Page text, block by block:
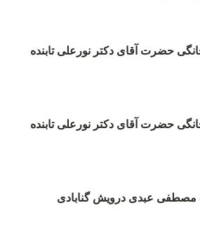
خانگی حضرت آقای دکتر نورعلی تابنده
خانگی حضرت آقای دکتر نورعلی تابنده
مصطفی عبدی درویش گنابادی